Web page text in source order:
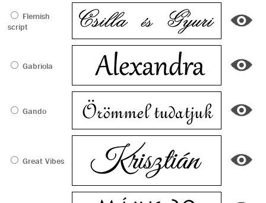
Flemish
script
Gabriola
Gando
Great Vibes